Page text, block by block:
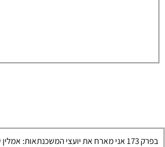
בפרק 173 אני מארח את יועצי